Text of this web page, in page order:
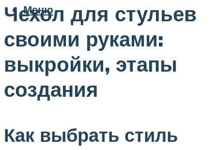
Меню
Чехол для стульев
своими руками:
выкройки, этапы
создания
Как выбрать стиль